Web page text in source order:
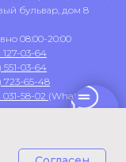
бульвар, дом 8
08:00-20:00
127-03-64
551-03-64
723-65-48
031-58-02 (WhatsApp)